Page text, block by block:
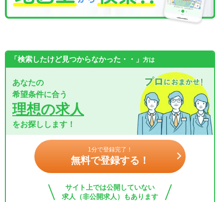
「検索したけど見つからなかった・・」 方は
あなたの
希望条件に合う
理想の求人
をお探しします！
1分で登録完了！
無料で登録する！
サイト上では公開していない
求人（非公開求人）もあります